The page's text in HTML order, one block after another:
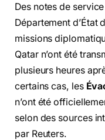
Des notes de
Département d’État
missions
Qatar n’ont été
plusieurs heures
certains cas, les
n’ont été
selon des sources
par Reuters.